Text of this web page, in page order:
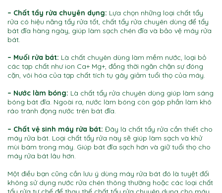
– Chất tẩy rửa chuyên dụng: Lựa chọn những loại chất tẩy
rửa có hiệu năng tẩy rửa tốt, chất tẩy rửa chuyên dùng để tẩy
bát đĩa hàng ngày, giúp làm sạch chén đĩa và bảo vệ máy rửa
bát.
– Muối rửa bát: Là chất chuyên dùng làm mềm nước, loại bỏ
các tạp chất như ion Ca+ Mg+, đồng thời ngăn chặn sự đóng
cặn, vôi hóa của tạp chất tích tụ gây giảm tuổi thọ của máy.
– Nước làm bóng: Là chất tẩy rửa chuyên dùng giúp làm sáng
bóng bát đĩa. Ngoài ra, nước làm bóng còn góp phần làm khô
ráo tránh đọng nước trên bát đĩa.
– Chất vệ sinh máy rửa bát: Đây là chất tẩy rửa cần thiết cho
máy rửa bát. Loại chất tẩy rửa này sẽ giúp làm sạch và khử
mùi bám trong máy. Giúp bát đĩa sạch hơn và giữ tuổi thọ cho
máy rửa bát lâu hơn.
Một điều bạn cũng cần lưu ý dùng máy rửa bát đó là tuyệt đối
không sử dụng nước rửa chén thông thường hoặc các loại chất